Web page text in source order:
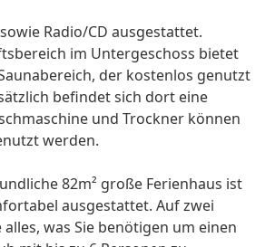
Radio/CD ausgestattet.
im Untergeschoss bietet
der kostenlos genutzt
befindet sich dort eine
und Trockner können
werden.
82m² große Ferienhaus ist
ausgestattet. Auf zwei
alles, was Sie benötigen um einen